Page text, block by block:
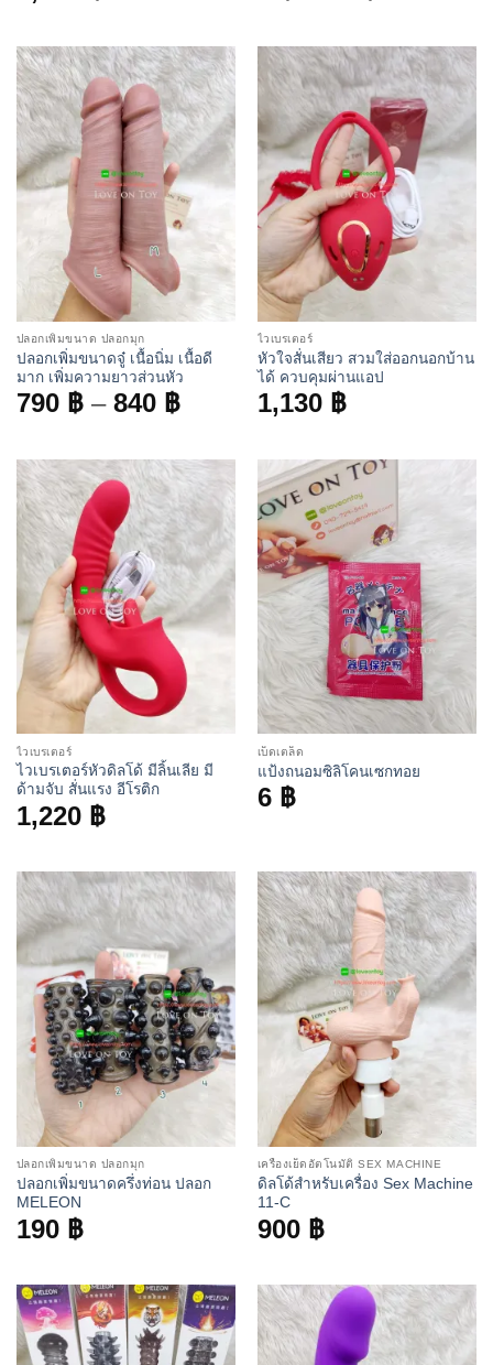
5 ฿
through
10 ฿
ปลอกเพิ่มขนาด ปลอกมุก
ปลอกเพิ่มขนาดจู๋ เนื้อนิ่ม เนื้อดี
มาก เพิ่มความยาวส่วนหัว
790 ฿ – 840 ฿Price
790 ฿
through
840 ฿
ไวเบรเตอร์
หัวใจสั่นเสียว สวมใส่ออกนอกบ้าน
ได้ ควบคุมผ่านแอป
1,130 ฿
ไวเบรเตอร์
ไวเบรเตอร์หัวดิลโด้ มีลิ้นเลีย มี
ด้ามจับ สั่นแรง อีโรติก
1,220 ฿
เบ็ดเตล็ด
แป้งถนอมซิลิโคนเซกทอย
6 ฿
ปลอกเพิ่มขนาด ปลอกมุก
ปลอกเพิ่มขนาดครึ่งท่อน ปลอก
MELEON
190 ฿
เครื่องเย็ดอัตโนมัติ SEX MACHINE
ดิลโด้สำหรับเครื่อง Sex Machine
11-C
900 ฿